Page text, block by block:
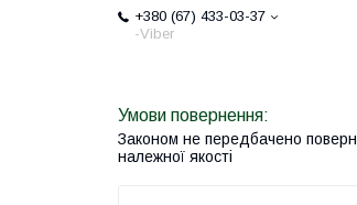
+380 (67) 433-03-37
-Viber
Законом не передбачено
належної якості